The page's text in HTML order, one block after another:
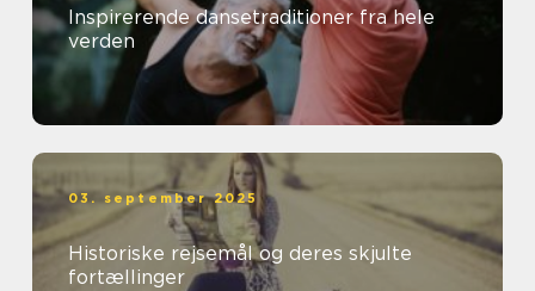
Inspirerende dansetraditioner fra hele
verden
03. september 2025
Historiske rejsemål og deres skjulte
fortællinger